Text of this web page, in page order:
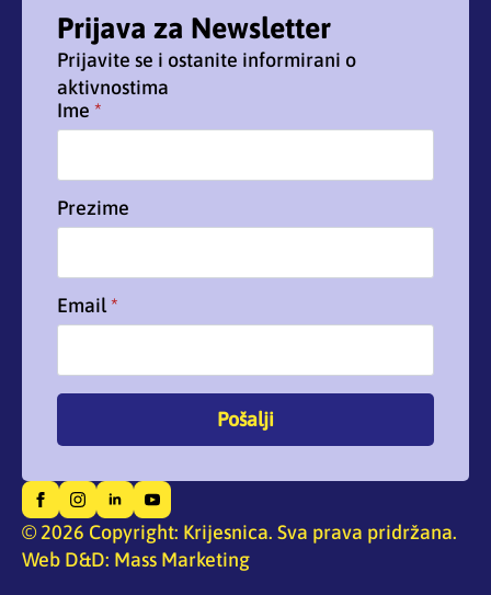
Prijava za Newsletter
Prijavite se i ostanite informirani o
aktivnostima
Ime *
Prezime
Email*
Pošalji
© 2026 Copyright: Krijesnica. Sva prava pridržana.
Web D&D: Mass Marketing